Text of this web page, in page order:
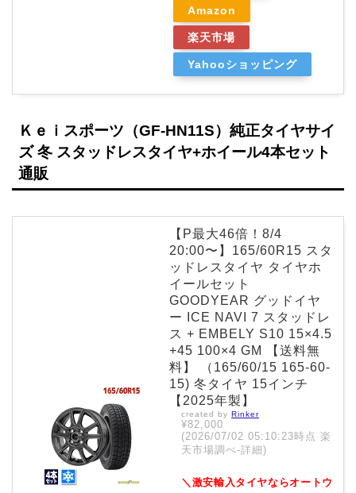
Amazon
楽天市場
Yahooショッピング
Ｋｅｉスポーツ（GF-HN11S）純正タイヤサイ
ズ 冬 スタッドレスタイヤ+ホイール4本セット
通販
【P最大46倍！8/4
20:00〜】165/60R15 スタ
ッドレスタイヤ タイヤホ
イールセット
GOODYEAR グッドイヤ
ー ICE NAVI 7 スタッドレ
ス + EMBELY S10 15×4.5
+45 100×4 GM 【送料無
料】 （165/60/15 165-60-
15) 冬タイヤ 15インチ
【2025年製】
created by Rinker
¥82,000
(2026/07/02 05:10:23時点 楽
天市場調べ-詳細)
＼激安輸入タイヤならオートウ